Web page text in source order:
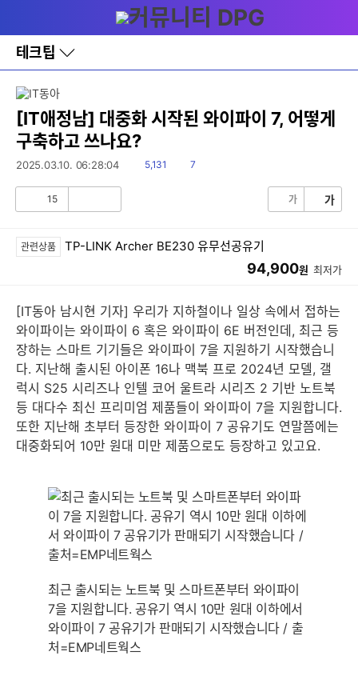
와
홈
테크팁
바
로
레
이
어
토
[IT애정남] 대중화 시작된 와이파이 7, 어떻게
구축하고 쓰나요?
2025.03.10. 06:28:04
읽
5,131
댓
7
15 가 가
관련상품 TP-LINK Archer BE230 유무선공유기
94,900원 최저가
[IT동아 남시현 기자] 우리가 지하철이나 일상 속에서 접하는
와이파이는 와이파이 6 혹은 와이파이 6E 버전인데, 최근 등
장하는 스마트 기기들은 와이파이 7을 지원하기 시작했습니
다. 지난해 출시된 아이폰 16나 맥북 프로 2024년 모델, 갤
럭시 S25 시리즈나 인텔 코어 울트라 시리즈 2 기반 노트북
등 대다수 최신 프리미엄 제품들이 와이파이 7을 지원합니다.
또한 지난해 초부터 등장한 와이파이 7 공유기도 연말쯤에는
대중화되어 10만 원대 미만 제품으로도 등장하고 있고요.
최근 출시되는 노트북 및 스마트폰부터 와이파이
7을 지원합니다. 공유기 역시 10만 원대 이하에서
와이파이 7 공유기가 판매되기 시작했습니다 / 출
처=EMP네트웍스